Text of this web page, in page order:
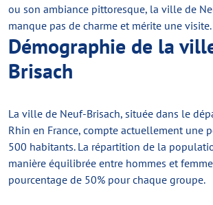
ou son ambiance pittoresque, la ville de
manque pas de charme et mérite une visite.
Démographie de la
Brisach
La ville de Neuf-Brisach, située dans le
Rhin en France, compte actuellement une
500 habitants. La répartition de la
manière équilibrée entre hommes et
pourcentage de 50% pour chaque groupe.